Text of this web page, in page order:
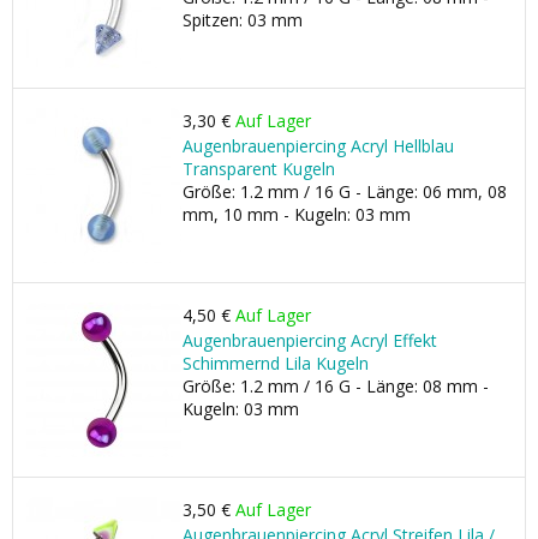
Spitzen: 03 mm
3,30 € Auf Lager
Augenbrauenpiercing Acryl Hellblau
Transparent Kugeln
Größe: 1.2 mm / 16 G - Länge: 06 mm, 08
mm, 10 mm - Kugeln: 03 mm
4,50 € Auf Lager
Augenbrauenpiercing Acryl Effekt
Schimmernd Lila Kugeln
Größe: 1.2 mm / 16 G - Länge: 08 mm -
Kugeln: 03 mm
3,50 € Auf Lager